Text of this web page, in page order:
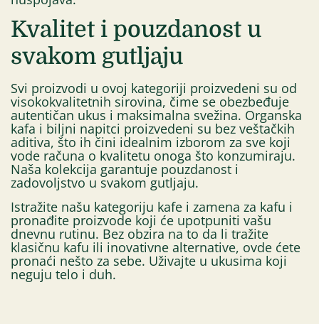
Kvalitet i pouzdanost u
svakom gutljaju
Svi proizvodi u ovoj kategoriji proizvedeni su od
visokokvalitetnih sirovina, čime se obezbeđuje
autentičan ukus i maksimalna svežina. Organska
kafa i biljni napitci proizvedeni su bez veštačkih
aditiva, što ih čini idealnim izborom za sve koji
vode računa o kvalitetu onoga što konzumiraju.
Naša kolekcija garantuje pouzdanost i
zadovoljstvo u svakom gutljaju.
Istražite našu kategoriju kafe i zamena za kafu i
pronađite proizvode koji će upotpuniti vašu
dnevnu rutinu. Bez obzira na to da li tražite
klasičnu kafu ili inovativne alternative, ovde ćete
pronaći nešto za sebe. Uživajte u ukusima koji
neguju telo i duh.